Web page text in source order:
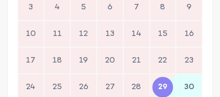
3 4 5 6 7 8 9
10 11 12 13 14 15 16
17 18 19 20 21 22 23
24 25 26 27 28 29 30